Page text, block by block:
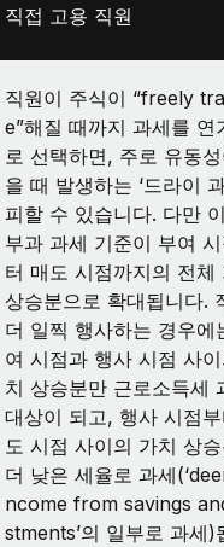
직접 고용 직원
직원이 주식이 “freely
e”해질 때까지 과세를 연
로 선택하면, 주로 유동
을 때 발생하는 ‘드라이
피할 수 있습니다. 다만
부과 과세 기준이 부여
터 매도 시점까지의 전체
상승분으로 확대됩니다.
더 일찍 행사하는 경우에
여 시점과 행사 시점 사
치 상승분만 근로소득세
대상이 되고, 행사 시점
도 시점 사이의 가치 상
더 낮은 세율로 과세
ncome from savings
stments’의 일부로 과세)